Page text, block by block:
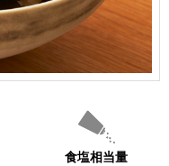
食塩相当量